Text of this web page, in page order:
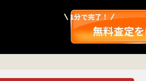
1分で完了！
無料査定